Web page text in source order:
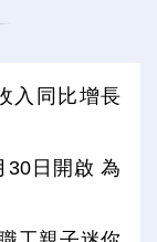
入同比增長
30日開啟 為